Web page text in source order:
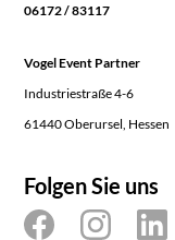
06172 / 83117
Vogel Event Partner
Industriestraße 4-6
61440 Oberursel, Hessen
Folgen Sie uns